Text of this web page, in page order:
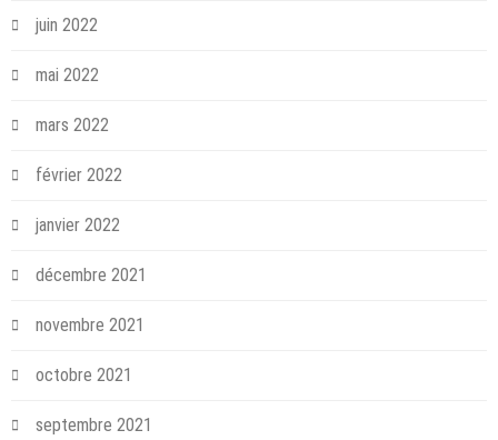
juin 2022
mai 2022
mars 2022
février 2022
janvier 2022
décembre 2021
novembre 2021
octobre 2021
septembre 2021